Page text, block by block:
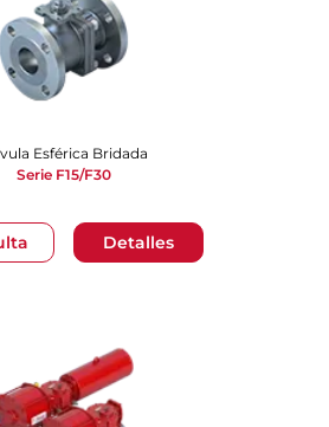
Detalles
Esférica Bridada
Serie F15/F30